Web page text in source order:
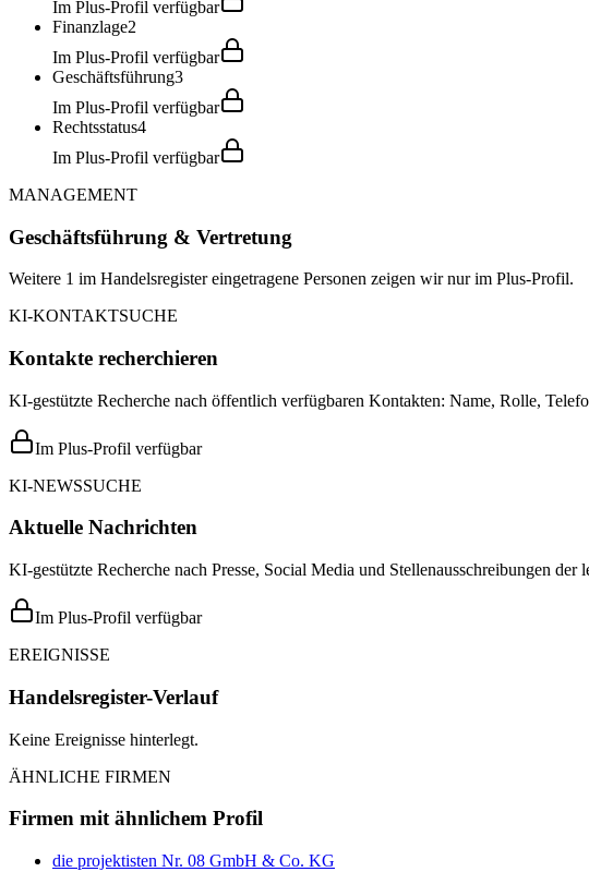
Im Plus-Profil verfügbar
Finanzlage2
Im Plus-Profil verfügbar
Geschäftsführung3
Im Plus-Profil verfügbar
Rechtsstatus4
Im Plus-Profil verfügbar
MANAGEMENT
Geschäftsführung & Vertretung
Weitere 1 im Handelsregister eingetragene Personen zeigen wir nur im Plus-Profil.
KI-KONTAKTSUCHE
Kontakte recherchieren
KI-gestützte Recherche nach öffentlich verfügbaren Kontakten: Name, Rolle,
Im Plus-Profil verfügbar
KI-NEWSSUCHE
Aktuelle Nachrichten
KI-gestützte Recherche nach Presse, Social Media und Stellenausschreibungen der
Im Plus-Profil verfügbar
EREIGNISSE
Handelsregister-Verlauf
Keine Ereignisse hinterlegt.
ÄHNLICHE FIRMEN
Firmen mit ähnlichem Profil
die projektisten Nr. 08 GmbH & Co. KG